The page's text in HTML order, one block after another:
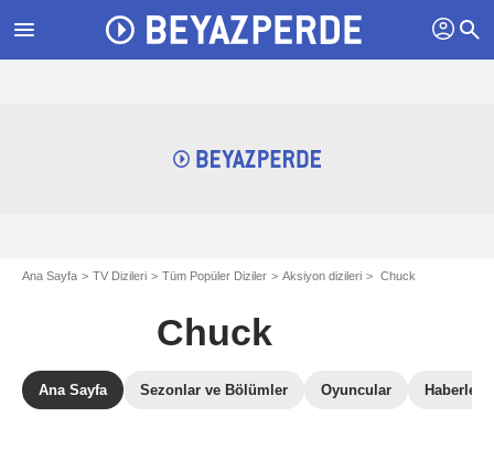
menu profil search
Ana Sayfa TV Dizileri Tüm Popüler Diziler Aksiyon dizileri Chuck
Chuck
Ana Sayfa Sezonlar ve Bölümler Oyuncular Haberler